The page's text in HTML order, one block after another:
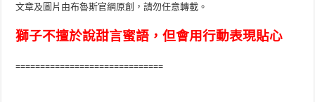
文章及圖片由布魯斯官網原創，請勿任意轉載。
獅子不擅於說甜言蜜語，但會用行動表現貼心
==============================